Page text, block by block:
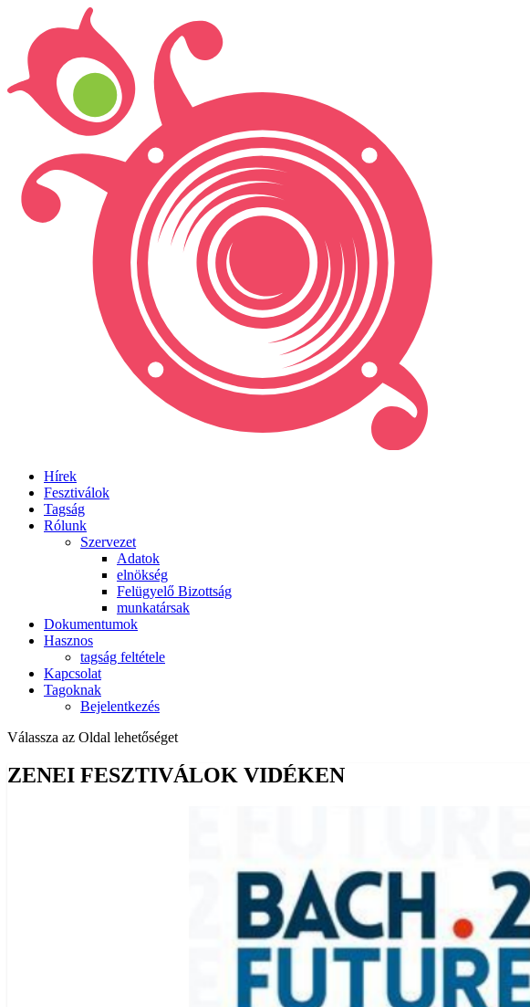
Hírek
Fesztiválok
Tagság
Rólunk
Szervezet
Adatok
elnökség
Felügyelő Bizottság
munkatársak
Dokumentumok
Hasznos
tagság feltétele
Kapcsolat
Tagoknak
Bejelentkezés
Válassza az Oldal lehetőséget
ZENEI FESZTIVÁLOK VIDÉKEN